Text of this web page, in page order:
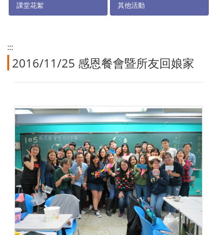
課堂花絮 其他活動
:::
2016/11/25 感恩餐會暨所友回娘家